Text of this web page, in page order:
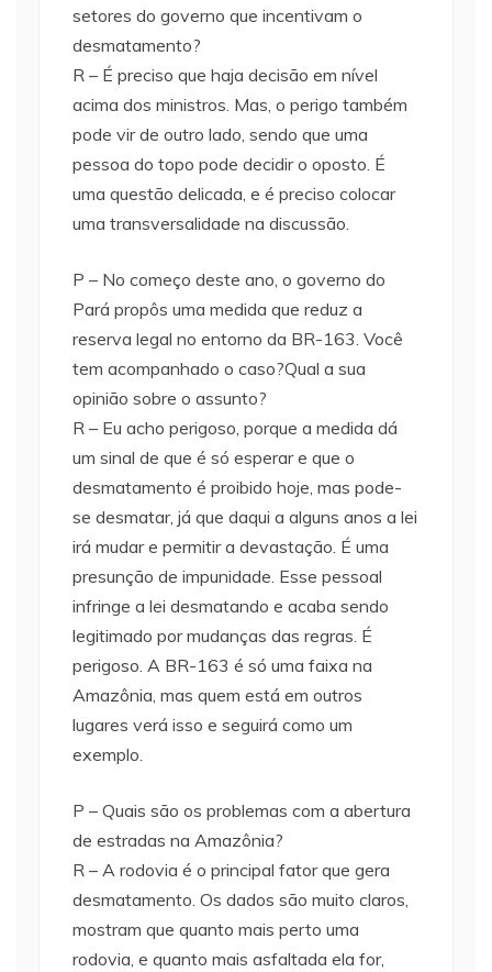
setores do governo que incentivam o
desmatamento?
R – É preciso que haja decisão em nível
acima dos ministros. Mas, o perigo também
pode vir de outro lado, sendo que uma
pessoa do topo pode decidir o oposto. É
uma questão delicada, e é preciso colocar
uma transversalidade na discussão.
P – No começo deste ano, o governo do
Pará propôs uma medida que reduz a
reserva legal no entorno da BR-163. Você
tem acompanhado o caso?Qual a sua
opinião sobre o assunto?
R – Eu acho perigoso, porque a medida dá
um sinal de que é só esperar e que o
desmatamento é proibido hoje, mas pode-
se desmatar, já que daqui a alguns anos a lei
irá mudar e permitir a devastação. É uma
presunção de impunidade. Esse pessoal
infringe a lei desmatando e acaba sendo
legitimado por mudanças das regras. É
perigoso. A BR-163 é só uma faixa na
Amazônia, mas quem está em outros
lugares verá isso e seguirá como um
exemplo.
P – Quais são os problemas com a abertura
de estradas na Amazônia?
R – A rodovia é o principal fator que gera
desmatamento. Os dados são muito claros,
mostram que quanto mais perto uma
rodovia, e quanto mais asfaltada ela for,